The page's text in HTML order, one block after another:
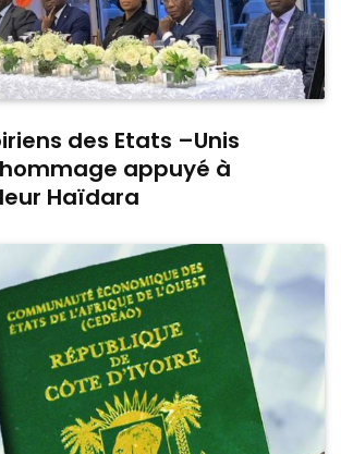
des Etats –Unis
appuyé à
Haïdara